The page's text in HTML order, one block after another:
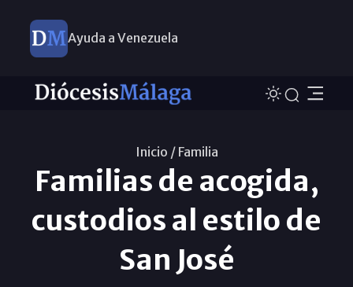
Ayuda a Venezuela
Inicio / Familia
Familias de acogida,
custodios al estilo de
San José